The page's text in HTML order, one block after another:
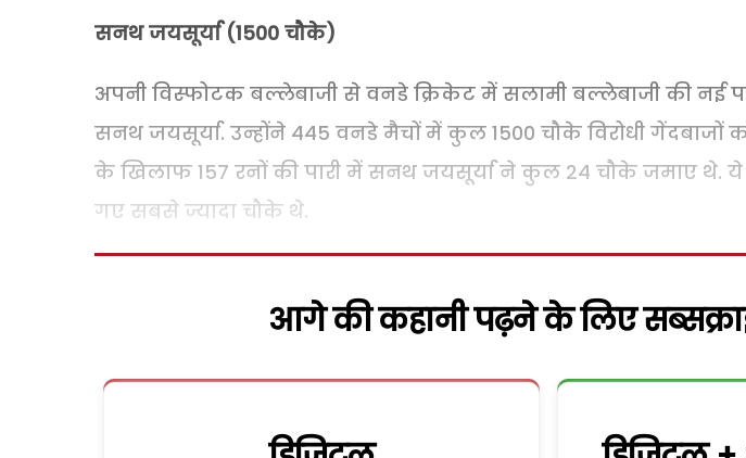
सनथ जयसूर्या (1500 चौके)
अपनी विस्फोटक बल्लेबाजी से वनडे क्रिकेट में सलामी बल्लेबाजी की नई
सनथ जयसूर्या. उन्होंने 445 वनडे मैचों में कुल 1500 चौके विरोधी गेंदबाजों
के खिलाफ 157 रनों की पारी में सनथ जयसूर्या ने कुल 24 चौके जमाए थे. ये
गए सबसे ज्यादा चौके थे.
आगे की कहानी पढ़ने के लिए